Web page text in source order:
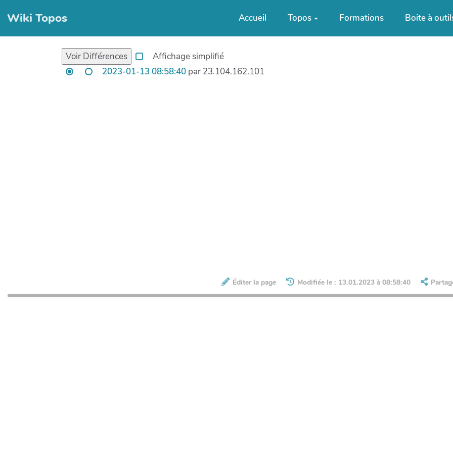
Wiki Topos Accueil Topos Formations Boite à
Affichage simplifié
2023-01-13 08:58:40 par 23.104.162.101
Éditer la page Modifiée le : 13.01.2023 à 08:58:40